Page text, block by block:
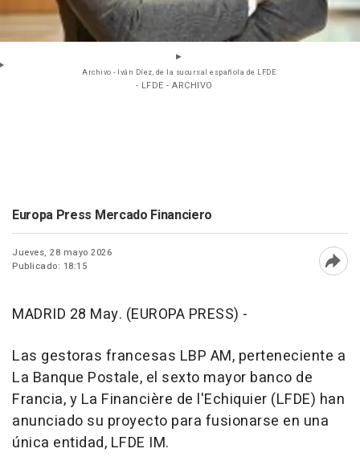
Archivo - Iván Díez, de la sucursal española de LFDE.
- LFDE - ARCHIVO
Europa Press Mercado Financiero
Jueves, 28 mayo 2026
Publicado: 18:15
MADRID 28 May. (EUROPA PRESS) -
Las gestoras francesas LBP AM, perteneciente a
La Banque Postale, el sexto mayor banco de
Francia, y La Financière de l'Echiquier (LFDE) han
anunciado su proyecto para fusionarse en una
única entidad, LFDE IM.